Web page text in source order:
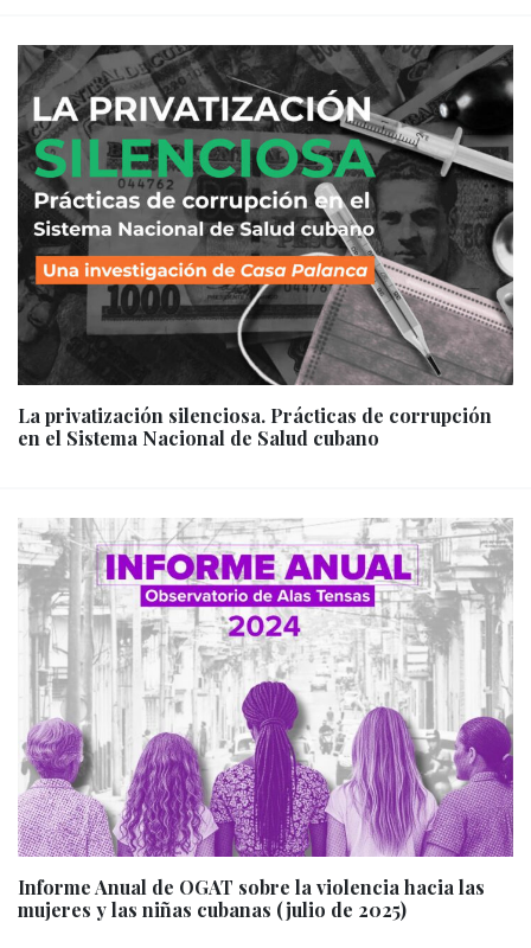
La privatización silenciosa. Prácticas de corrupción
en el Sistema Nacional de Salud cubano
Informe Anual de OGAT sobre la violencia hacia las
mujeres y las niñas cubanas (julio de 2025)